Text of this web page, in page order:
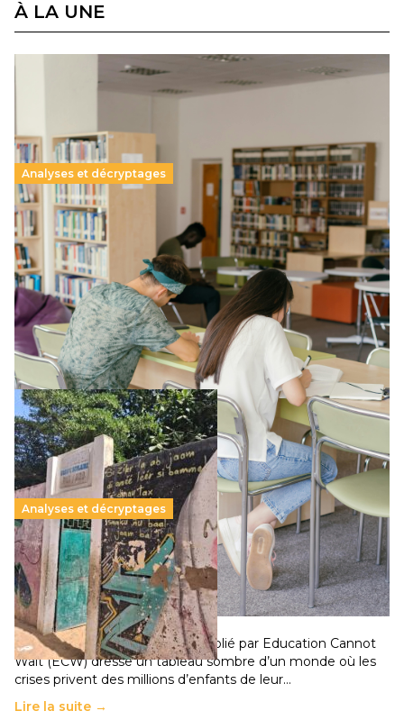
À LA UNE
Analyses et décryptages
Supérieur privé : une dérive qui met à mal la
promesse républicaine
11 juillet 2026-
Le projet de loi sur la régulation de l’enseignement
supérieur privé met en lumière l’amplification d’un système
qui relègue l’acte pédagogique au superfétatoire, voire à…
Lire la suite →
Analyses et décryptages
258 millions d’enfants victimes de la guerre, des
chocs climatiques et des déplacements de
population
11 juillet 2026- National
Un nouveau rapport mondial publié par Education Cannot
Wait (ECW) dresse un tableau sombre d’un monde où les
crises privent des millions d’enfants de leur…
Lire la suite →